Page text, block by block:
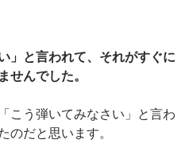
」と言われて、それがすぐに
せんでした。
こう弾いてみなさい」と言わ
のだと思います。